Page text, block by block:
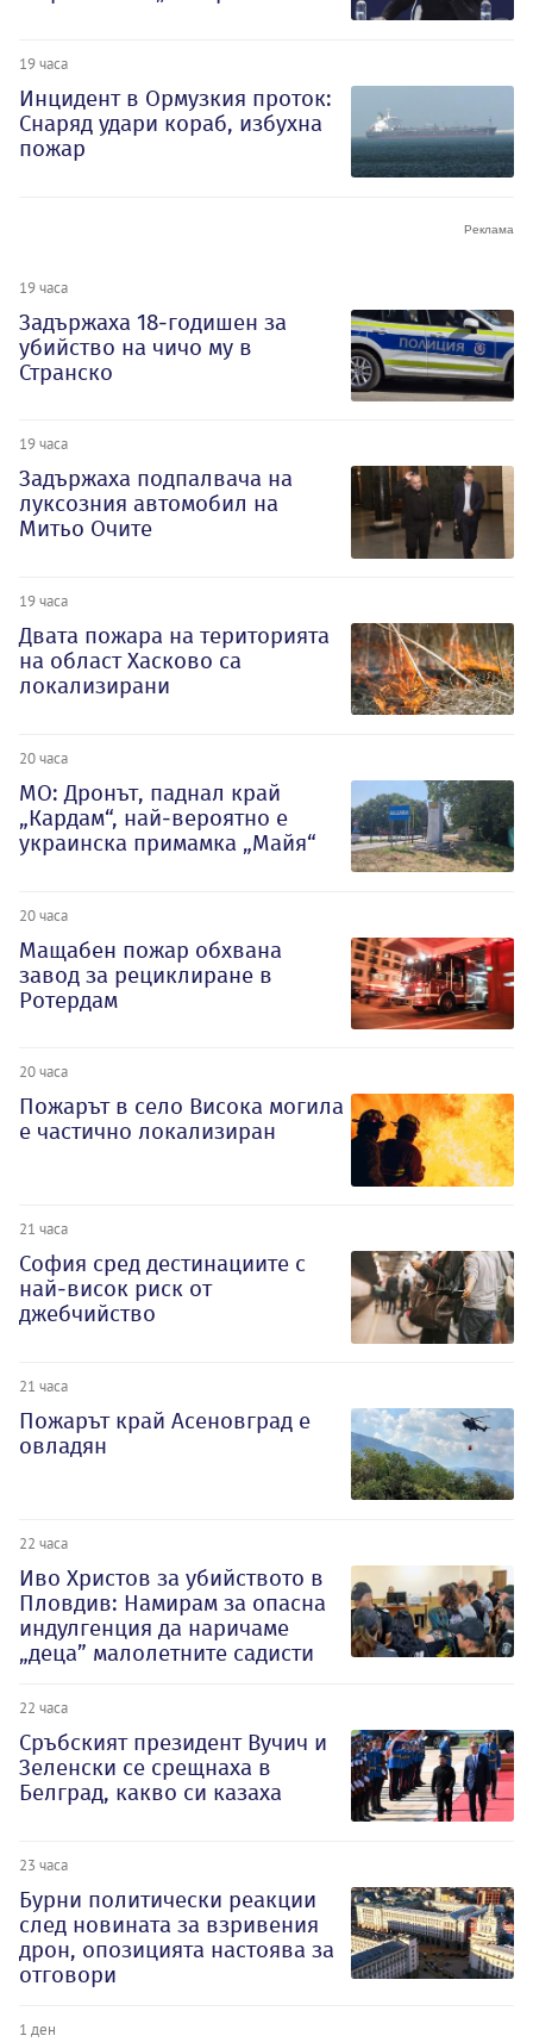
19 часа
Инцидент в Ормузкия проток:
Снаряд удари кораб, избухна
пожар
19 часа
Задържаха 18-годишен за
убийство на чичо му в
Странско
19 часа
Задържаха подпалвача на
луксозния автомобил на
Митьо Очите
19 часа
Двата пожара на територията
на област Хасково са
локализирани
20 часа
МО: Дронът, паднал край
„Кардам“, най-вероятно е
украинска примамка „Майя“
20 часа
Мащабен пожар обхвана
завод за рециклиране в
Ротердам
20 часа
Пожарът в село Висока могила
е частично локализиран
21 часа
София сред дестинациите с
най-висок риск от
джебчийство
21 часа
Пожарът край Асеновград е
овладян
22 часа
Иво Христов за убийството в
Пловдив: Намирам за опасна
индулгенция да наричаме
„деца” малолетните садисти
22 часа
Сръбският президент Вучич и
Зеленски се срещнаха в
Белград, какво си казаха
23 часа
Бурни политически реакции
след новината за взривения
дрон, опозицията настоява за
отговори
1 ден